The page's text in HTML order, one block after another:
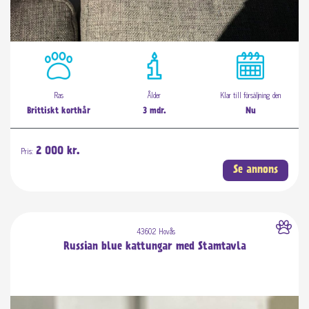
Ras
Brittiskt korthår
Ålder
3 mdr.
Klar till försäljning den
Nu
Pris: 2 000 kr.
Se annons
43602 Hovås
Russian blue kattungar med Stamtavla